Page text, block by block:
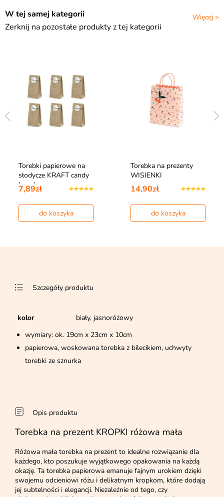
Więcej >
W tej samej kategorii
Zerknij na pozostałe produkty z tej kategorii
Torebki papierowe na
słodycze KRAFT candy
bar akce…
7,89zł
do koszyka
Torebka na prezenty
WISIENKI
14,90zł
do koszyka
Szczegóły produktu
kolor
biały, jasnoróżowy
wymiary: ok. 19cm x 23cm x 10cm
papierowa, woskowana torebka z bilecikiem, uchwyty
torebki ze sznurka
Opis produktu
Torebka na prezent KROPKI różowa mała
Różowa mała torebka na prezent to idealne rozwiązanie dla
każdego, kto poszukuje wyjątkowego opakowania na każdą
okazję. Ta torebka papierowa emanuje fajnym urokiem dzięki
swojemu odcieniowi różu i delikatnym kropkom, które dodają
jej subtelności i elegancji. Niezależnie od tego, czy